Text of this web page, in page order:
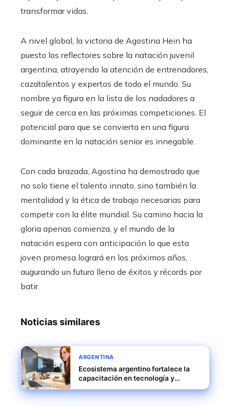
transformar vidas.
A nivel global, la victoria de Agostina Hein ha
puesto los reflectores sobre la natación juvenil
argentina, atrayendo la atención de entrenadores,
cazatalentos y expertos de todo el mundo. Su
nombre ya figura en la lista de los nadadores a
seguir de cerca en las próximas competiciones. El
potencial para que se convierta en una figura
dominante en la natación senior es innegable.
Con cada brazada, Agostina ha demostrado que
no solo tiene el talento innato, sino también la
mentalidad y la ética de trabajo necesarias para
competir con la élite mundial. Su camino hacia la
gloria apenas comienza, y el mundo de la
natación espera con anticipación lo que esta
joven promesa logrará en los próximos años,
augurando un futuro lleno de éxitos y récords por
batir.
Noticias similares
ARGENTINA
Ecosistema argentino fortalece la
capacitación en tecnología y
análisis de datos